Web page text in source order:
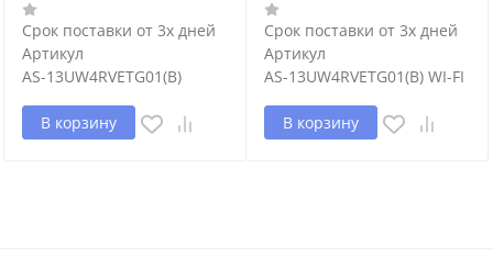
Срок поставки от 3х дней
Артикул
AS-13UW4RVETG01(B)
В корзину
Срок поставки от 3х дней
Артикул
AS-13UW4RVETG01(B) WI-FI
В корзину